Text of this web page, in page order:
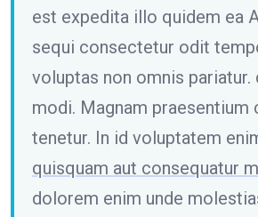
est expedita illo quidem ea
sequi consectetur odit
voluptas non omnis
modi. Magnam praesentium
tenetur. In id voluptatem
quisquam aut consequatur
dolorem enim unde